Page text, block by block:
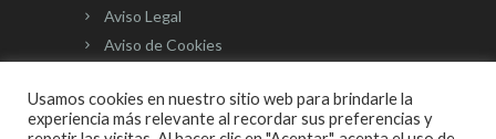
Aviso Legal
Aviso de Cookies
Usamos cookies en nuestro sitio web para brindarle la
experiencia más relevante al recordar sus preferencias y